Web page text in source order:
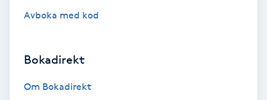
Nagelvård
Naglar borttagning
Avboka med kod
Bokadirekt
Om Bokadirekt